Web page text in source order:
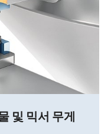
및 믹서 무게